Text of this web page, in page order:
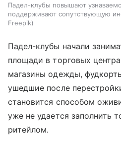
Падел-клубы повышают
поддерживают сопутствующую
Freepik
Падел-клубы начали
площади в торговых
магазины одежды,
ушедшие после
становится способом
уже не удается заполнить
ритейлом.